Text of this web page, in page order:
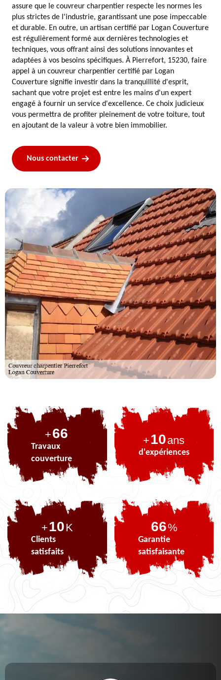
assure que le couvreur charpentier respecte les normes les
plus strictes de l'industrie, garantissant une pose impeccable
et durable. En outre, un artisan certifié par Logan Couverture
est régulièrement formé aux dernières technologies et
techniques, vous offrant ainsi des solutions innovantes et
adaptées à vos besoins spécifiques. À Pierrefort, 15230, faire
appel à un couvreur charpentier certifié par Logan
Couverture signifie investir dans la tranquillité d'esprit,
sachant que votre projet est entre les mains d'un expert
engagé à fournir un service d'excellence. Ce choix judicieux
vous permettra de profiter pleinement de votre toiture, tout
en ajoutant de la valeur à votre bien immobilier.
Nous contacter
+86
Travaux
couverture
+10ans
d'expériences
+10K
Clients
satisfaits
86%
Garantie
satisfaisante